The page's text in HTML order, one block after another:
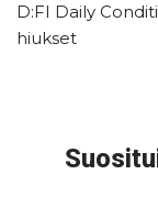
D:FI Daily
hiukset